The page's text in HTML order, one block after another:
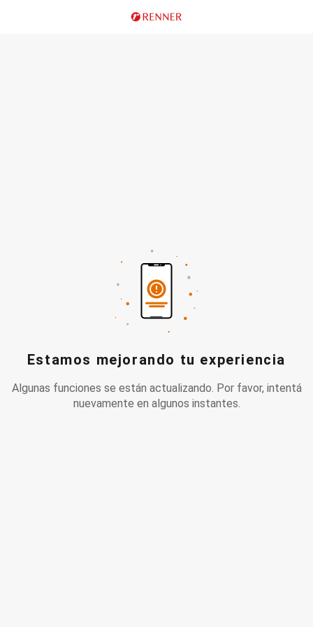
Estamos mejorando tu experiencia
Algunas funciones se están actualizando. Por favor, intentá
nuevamente en algunos instantes.